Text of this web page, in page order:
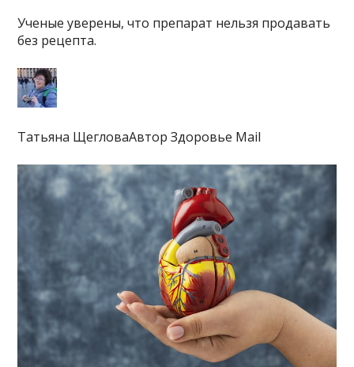
Ученые уверены, что препарат нельзя продавать
без рецепта.
Татьяна ЩегловаАвтор Здоровье Mail